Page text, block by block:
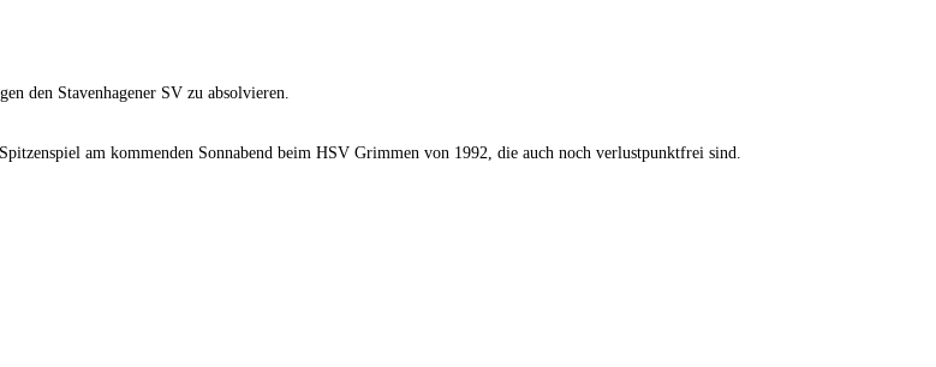
den Stavenhagener SV zu absolvieren.
am kommenden Sonnabend beim HSV Grimmen von 1992, die auch noch verlustpunktfrei sind.